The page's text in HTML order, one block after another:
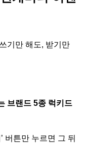
기만 해도, 받기만
브랜드 5종 럭키드
버튼만 누르면 그 뒤